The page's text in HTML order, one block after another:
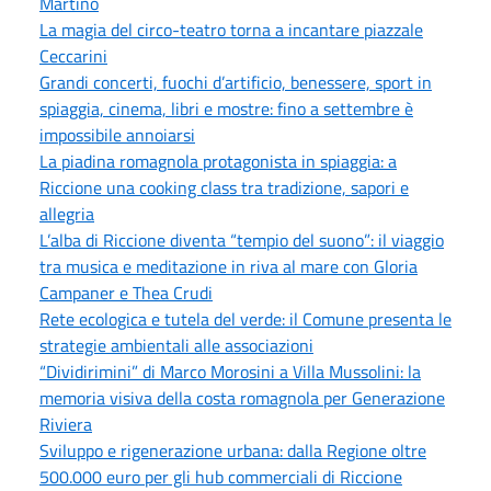
La magia del circo-teatro torna a incantare piazzale
Ceccarini
Grandi concerti, fuochi d’artificio, benessere, sport in
spiaggia, cinema, libri e mostre: fino a settembre è
impossibile annoiarsi
La piadina romagnola protagonista in spiaggia: a
Riccione una cooking class tra tradizione, sapori e
allegria
L’alba di Riccione diventa “tempio del suono”: il viaggio
tra musica e meditazione in riva al mare con Gloria
Campaner e Thea Crudi
Rete ecologica e tutela del verde: il Comune presenta le
strategie ambientali alle associazioni
“Dividirimini” di Marco Morosini a Villa Mussolini: la
memoria visiva della costa romagnola per Generazione
Riviera
Sviluppo e rigenerazione urbana: dalla Regione oltre
500.000 euro per gli hub commerciali di Riccione